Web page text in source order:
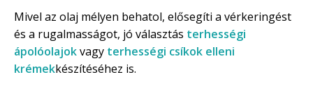
Mivel az olaj mélyen behatol, elősegíti a vérkeringést
és a rugalmasságot, jó választás terhességi
ápolóolajokvagy terhességi csíkok elleni
krémekkészítéséhez is.